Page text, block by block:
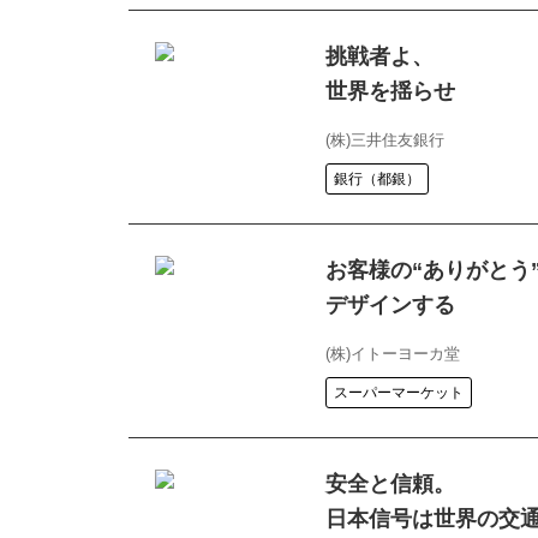
挑戦者よ、
世界を揺らせ
(株)三井住友銀行
銀行（都銀）
お客様の“ありがとう
デザインする
(株)イトーヨーカ堂
スーパーマーケット
安全と信頼。
日本信号は世界の交